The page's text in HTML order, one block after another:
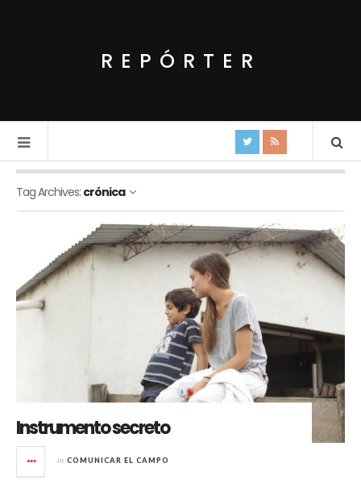
REPÓRTER
Tag Archives: crónica
Instrumento secreto
in COMUNICAR EL CAMPO